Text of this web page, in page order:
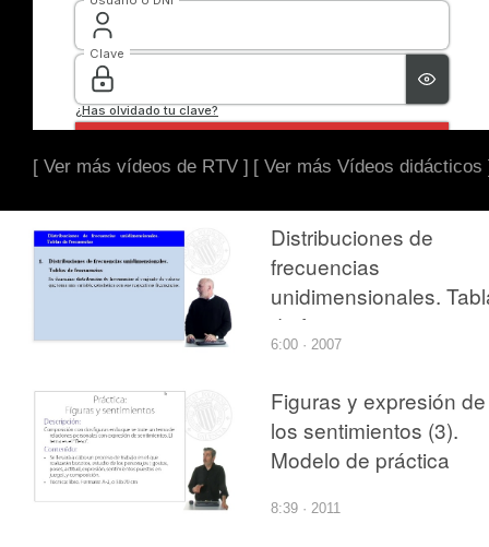
[ Ver más vídeos de RTV ] [ Ver más Vídeos didácticos
Distribuciones de
frecuencias
unidimensionales.
de frecuencias
6:00 · 2007
Figuras y expresión de
los sentimientos (3).
Modelo de práctica
8:39 · 2011